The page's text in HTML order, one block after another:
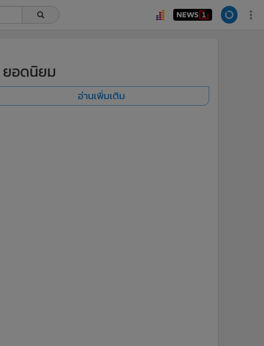
ยอดนิยม
อ่านเพิ่มเติม